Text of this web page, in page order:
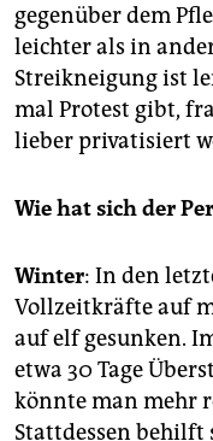
gegenüber dem
leichter als in
Streikneigung ist
mal Protest gibt,
lieber privatisiert
Wie hat sich der
Winter: In den
Vollzeitkräfte auf
auf elf gesunken.
etwa 30 Tage
könnte man mehr
Stattdessen